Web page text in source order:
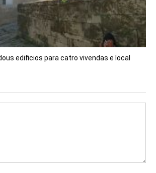
edificios para catro vivendas e local